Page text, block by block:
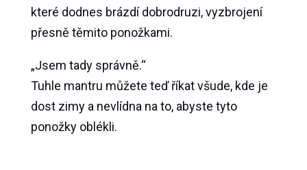
které dodnes brázdí dobrodruzi, vyzbrojení
přesně těmito ponožkami.
„Jsem tady správně.“
Tuhle mantru můžete teď říkat všude, kde je
dost zimy a nevlídna na to, abyste tyto
ponožky oblékli.